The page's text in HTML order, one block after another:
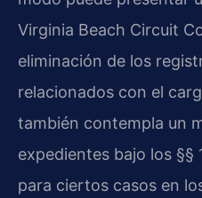
Virginia Beach Circuit
eliminación de los
relacionados con el
también contempla un
expedientes bajo los
para ciertos casos en